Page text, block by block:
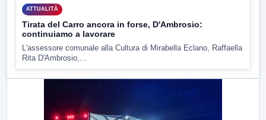
ATTUALITÀ
Tirata del Carro ancora in forse, D'Ambrosio:
continuiamo a lavorare
L'assessore comunale alla Cultura di Mirabella Eclano, Raffaella
Rita D'Ambrosio,...